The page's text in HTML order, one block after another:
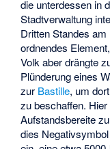
die unterdessen in
Stadtverwaltung
Dritten Standes
ordnendes
Volk aber drängte
Plünderung eines
zur Bastille, um
zu beschaffen.
Aufstandsbereite
dies